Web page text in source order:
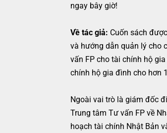
ngay bây giờ!
Về tác giả: Cuốn sách
và hướng dẫn quản lý cho
vấn FP cho tài chính hộ
chính hộ gia đình cho hơn
Ngoài vai trò là giám đốc
Trung tâm Tư vấn FP về
hoạch tài chính Nhật Bản